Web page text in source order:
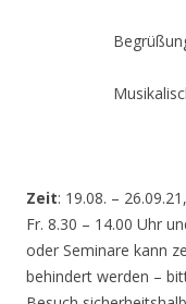
Zeit: 19.08. –
Fr. 8.30 – 14.00 Uhr
oder Seminare kann
behindert werden –